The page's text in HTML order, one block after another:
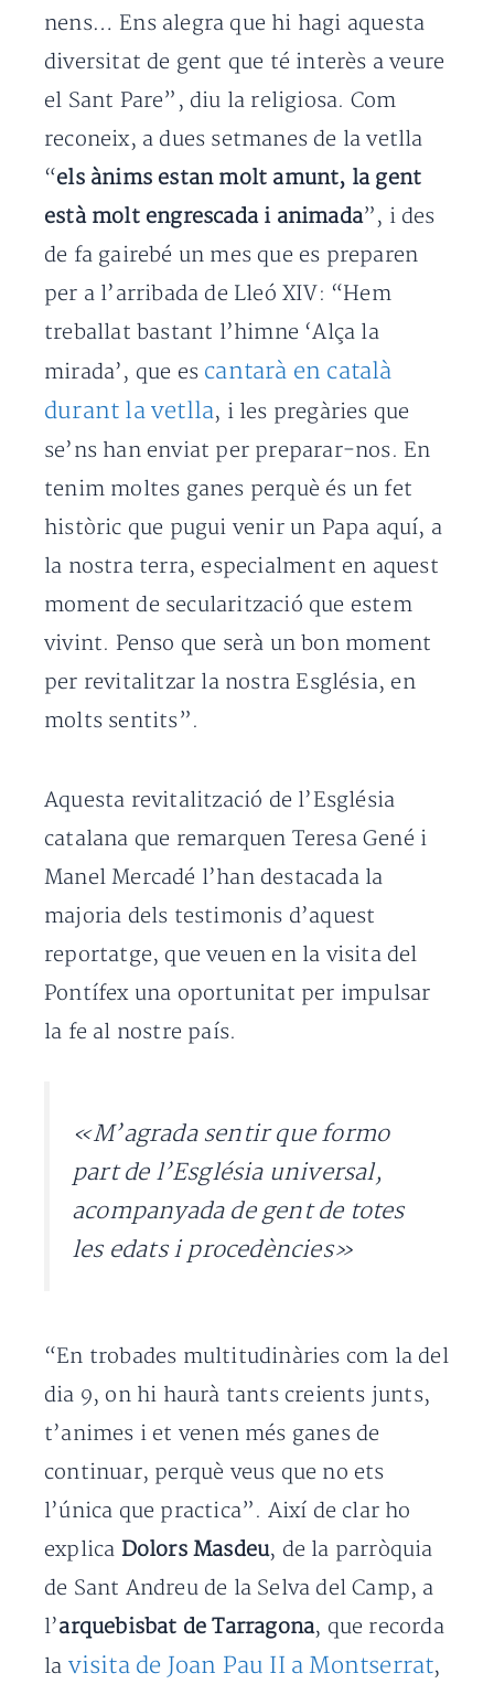
nens… Ens alegra que hi hagi aquesta
diversitat de gent que té interès a veure
el Sant Pare”, diu la religiosa. Com
reconeix, a dues setmanes de la vetlla
“els ànims estan molt amunt, la gent
està molt engrescada i animada”, i des
de fa gairebé un mes que es preparen
per a l’arribada de Lleó XIV: “Hem
treballat bastant l’himne ‘Alça la
mirada’, que es cantarà en català
durant la vetlla, i les pregàries que
se’ns han enviat per preparar-nos. En
tenim moltes ganes perquè és un fet
històric que pugui venir un Papa aquí, a
la nostra terra, especialment en aquest
moment de secularització que estem
vivint. Penso que serà un bon moment
per revitalitzar la nostra Església, en
molts sentits”.
Aquesta revitalització de l’Església
catalana que remarquen Teresa Gené i
Manel Mercadé l’han destacada la
majoria dels testimonis d’aquest
reportatge, que veuen en la visita del
Pontífex una oportunitat per impulsar
la fe al nostre país.
«M’agrada sentir que formo
part de l’Església universal,
acompanyada de gent de totes
les edats i procedències»
“En trobades multitudinàries com la del
dia 9, on hi haurà tants creients junts,
t’animes i et venen més ganes de
continuar, perquè veus que no ets
l’única que practica”. Així de clar ho
explica Dolors Masdeu, de la parròquia
de Sant Andreu de la Selva del Camp, a
l’arquebisbat de Tarragona, que recorda
la visita de Joan Pau II a Montserrat,